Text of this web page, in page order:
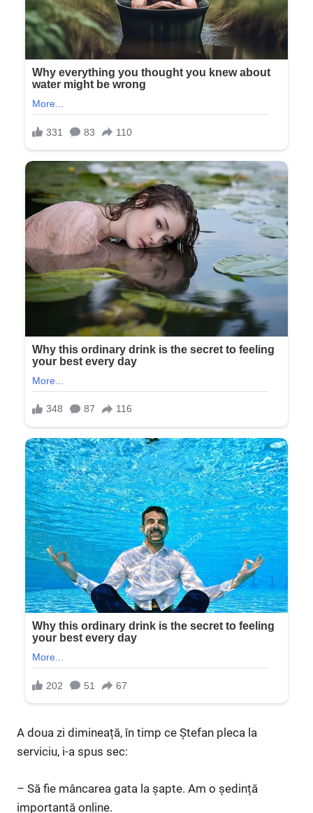
A doua zi dimineață, în timp ce Ștefan pleca la
serviciu, i-a spus sec:
– Să fie mâncarea gata la șapte. Am o ședință
importantă online.